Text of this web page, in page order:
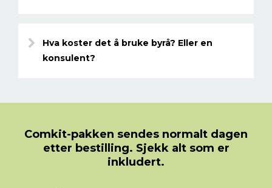
Hva koster det å bruke byrå? Eller en
konsulent?
Comkit-pakken sendes normalt dagen
etter bestilling. Sjekk alt som er
inkludert.